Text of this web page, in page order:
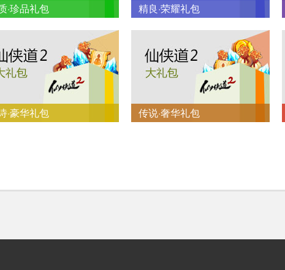
·珍品礼包 精良·荣耀礼包
·豪华礼包 传说·奢华礼包